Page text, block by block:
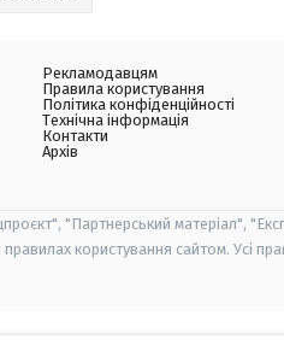
Рекламодавцям
Правила користування
Політика конфіденційності
Технічна інформація
Контакти
Архів
"Партнерський матеріал",
користування сайтом. Усі